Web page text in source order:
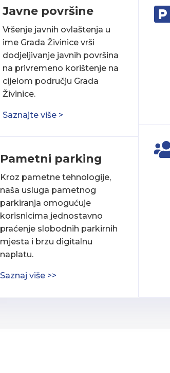
Javne površine
Vršenje javnih ovlaštenja u
ime Grada Živinice vrši
dodjeljivanje javnih površina
na privremeno korištenje na
cijelom području Grada
Živinice.
Saznajte više >
Pametni parking
Kroz pametne tehnologije,
naša usluga pametnog
parkiranja omogućuje
korisnicima jednostavno
praćenje slobodnih parkirnih
mjesta i brzu digitalnu
naplatu.
Saznaj više >>
